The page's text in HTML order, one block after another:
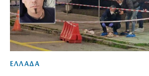
ΕΛΛΑΔΑ